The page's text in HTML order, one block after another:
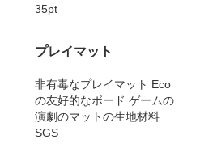
35pt
プレイマット
非有毒なプレイマット Eco
の友好的なボード ゲームの
演劇のマットの生地材料
SGS